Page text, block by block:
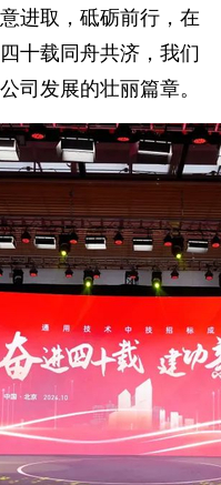
进取，砥砺前行，在
十载同舟共济，我们
司发展的壮丽篇章。